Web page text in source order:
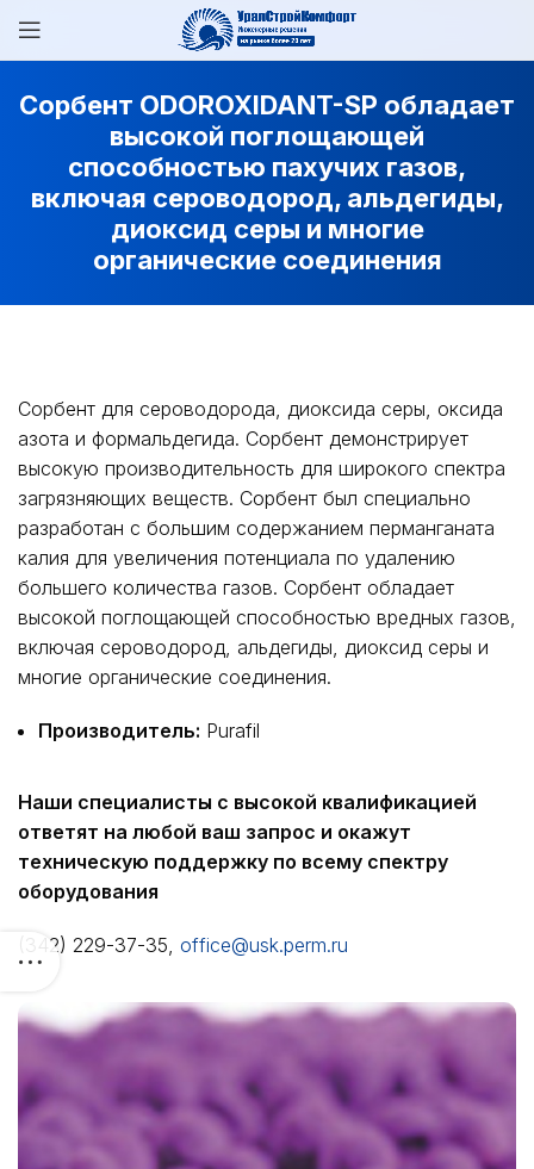
Сорбент ODOROXIDANT-SP обладает
высокой поглощающей
способностью пахучих газов,
включая сероводород, альдегиды,
диоксид серы и многие
органические соединения
Сорбент для сероводорода, диоксида серы, оксида
азота и формальдегида. Сорбент демонстрирует
высокую производительность для широкого спектра
загрязняющих веществ. Сорбент был специально
разработан с большим содержанием перманганата
калия для увеличения потенциала по удалению
большего количества газов. Сорбент обладает
высокой поглощающей способностью вредных газов,
включая сероводород, альдегиды, диоксид серы и
многие органические соединения.
Производитель: Purafil
Наши специалисты с высокой квалификацией
ответят на любой ваш запрос и окажут
техническую поддержку по всему спектру
оборудования
(342) 229-37-35, office@usk.perm.ru